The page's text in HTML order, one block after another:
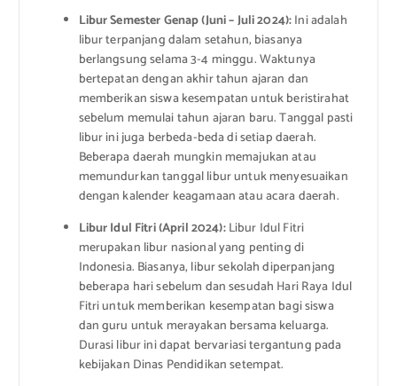
Libur Semester Genap (Juni – Juli 2024):Ini adalah
libur terpanjang dalam setahun, biasanya
berlangsung selama 3-4 minggu. Waktunya
bertepatan dengan akhir tahun ajaran dan
memberikan siswa kesempatan untuk beristirahat
sebelum memulai tahun ajaran baru. Tanggal pasti
libur ini juga berbeda-beda di setiap daerah.
Beberapa daerah mungkin memajukan atau
memundurkan tanggal libur untuk menyesuaikan
dengan kalender keagamaan atau acara daerah.
Libur Idul Fitri (April 2024):Libur Idul Fitri
merupakan libur nasional yang penting di
Indonesia. Biasanya, libur sekolah diperpanjang
beberapa hari sebelum dan sesudah Hari Raya Idul
Fitri untuk memberikan kesempatan bagi siswa
dan guru untuk merayakan bersama keluarga.
Durasi libur ini dapat bervariasi tergantung pada
kebijakan Dinas Pendidikan setempat.